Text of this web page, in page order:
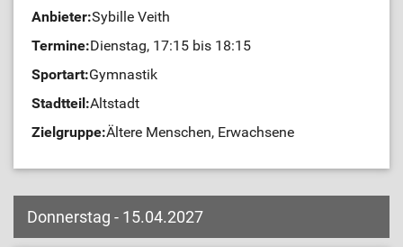
Anbieter:Sybille Veith
Termine:Dienstag, 17:15 bis 18:15
Sportart:Gymnastik
Stadtteil:Altstadt
Zielgruppe:Ältere Menschen, Erwachsene
Donnerstag - 15.04.2027